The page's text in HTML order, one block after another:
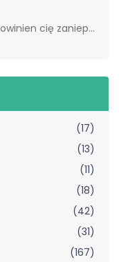
cię zaniepokoić?
(17)
(13)
(11)
(18)
(42)
(31)
(167)